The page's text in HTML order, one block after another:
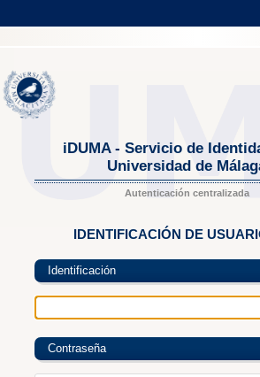
iDUMA - Servicio de
Universidad de
Autenticación centralizada
IDENTIFICACIÓN DE
Identificación
Contraseña